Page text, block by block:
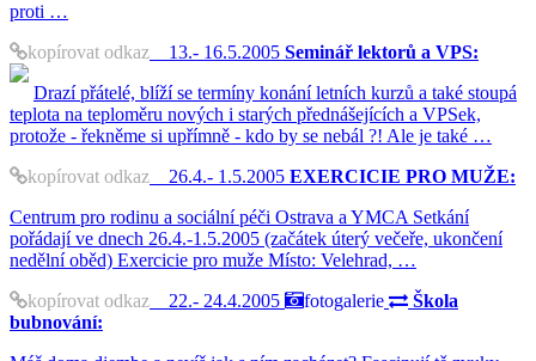
proti …
kopírovat odkaz 13.- 16.5.2005 Seminář lektorů a VPS:
Drazí přátelé, blíží se termíny konání letních kurzů a také stoupá
teplota na teploměru nových i starých přednášejících a VPSek,
protože - řekněme si upřímně - kdo by se nebál ?! Ale je také …
kopírovat odkaz 26.4.- 1.5.2005 EXERCICIE PRO MUŽE:
Centrum pro rodinu a sociální péči Ostrava a YMCA Setkání
pořádají ve dnech 26.4.-1.5.2005 (začátek úterý večeře, ukončení
nedělní oběd) Exercicie pro muže Místo: Velehrad, …
kopírovat odkaz 22.- 24.4.2005 fotogalerie
Škola
bubnování: